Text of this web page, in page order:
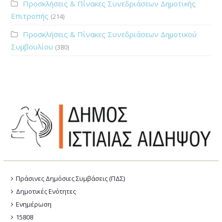
Προσκλήσεις & Πίνακες Συνεδριάσεων Δημοτικής
Επιτροπής (214)
Προσκλήσεις & Πίνακες Συνεδριάσεων Δημοτικού
Συμβουλίου (380)
Πράσινες Δημόσιες Συμβάσεις (ΠΔΣ)
Δημοτικές Ενότητες
Ενημέρωση
15808